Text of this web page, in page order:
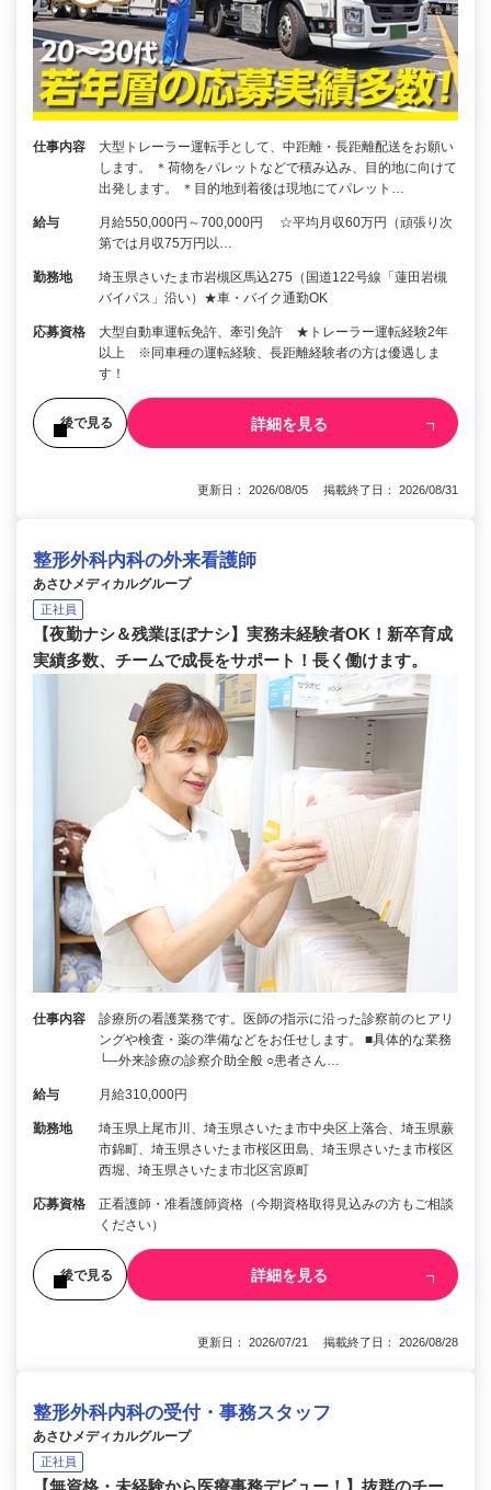
仕事内容
大型トレーラー運転手として、中距離・長距離配送をお願い
します。 ＊荷物をパレットなどで積み込み、目的地に向けて
出発します。 ＊目的地到着後は現地にてパレット…
給与
月給550,000円～700,000円 ☆平均月収60万円（頑張り次
第では月収75万円以…
勤務地
埼玉県さいたま市岩槻区馬込275（国道122号線「蓮田岩槻
バイパス」沿い）★車・バイク通勤OK
応募資格
大型自動車運転免許、牽引免許 ★トレーラー運転経験2年
以上 ※同車種の運転経験、長距離経験者の方は優遇しま
す！
後で見る 詳細を見る
更新日： 2026/08/05 掲載終了日： 2026/08/31
整形外科内科の外来看護師
あさひメディカルグループ
正社員
【夜勤ナシ＆残業ほぼナシ】実務未経験者OK！新卒育成
実績多数、チームで成長をサポート！長く働けます。
仕事内容
診療所の看護業務です。医師の指示に沿った診察前のヒアリ
ングや検査・薬の準備などをお任せします。 ■具体的な業務
└─外来診療の診察介助全般 ○患者さん…
給与 月給310,000円
勤務地
埼玉県上尾市川、埼玉県さいたま市中央区上落合、埼玉県蕨
市錦町、埼玉県さいたま市桜区田島、埼玉県さいたま市桜区
西堀、埼玉県さいたま市北区宮原町
応募資格
正看護師・准看護師資格（今期資格取得見込みの方もご相談
ください）
後で見る 詳細を見る
更新日： 2026/07/21 掲載終了日： 2026/08/28
整形外科内科の受付・事務スタッフ
あさひメディカルグループ
正社員
【無資格・未経験から医療事務デビュー！】抜群のチー